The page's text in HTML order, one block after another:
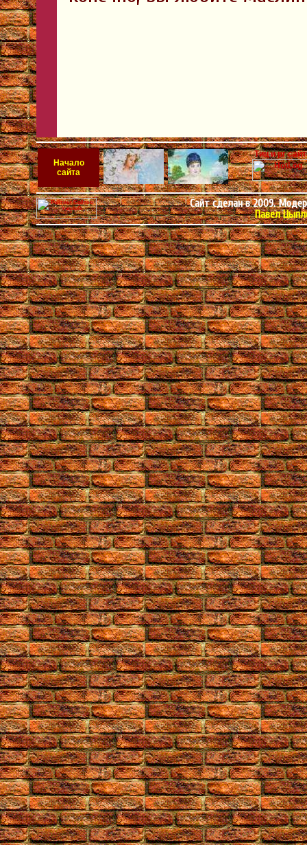
Начало
сайта
Сайт сделан в 2009.
Павел